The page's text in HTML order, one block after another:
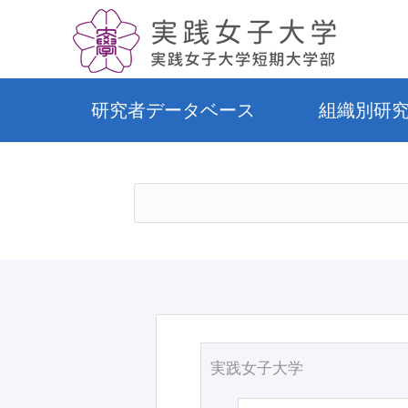
研究者データベース 組織別研
実践女子大学